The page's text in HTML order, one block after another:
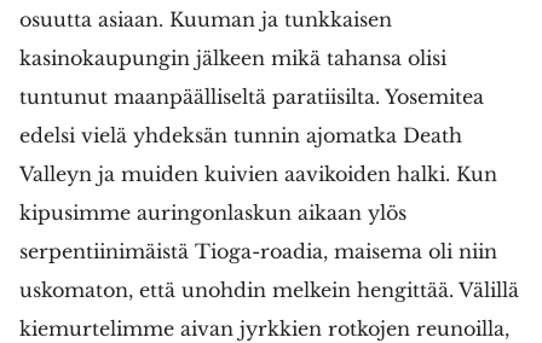
osuutta asiaan. Kuuman ja tunkkaisen
kasinokaupungin jälkeen mikä tahansa olisi
tuntunut maanpäälliseltä paratiisilta. Yosemitea
edelsi vielä yhdeksän tunnin ajomatka Death
Valleyn ja muiden kuivien aavikoiden halki. Kun
kipusimme auringonlaskun aikaan ylös
serpentiinimäistä Tioga-roadia, maisema oli niin
uskomaton, että unohdin melkein hengittää. Välillä
kiemurtelimme aivan jyrkkien rotkojen reunoilla,